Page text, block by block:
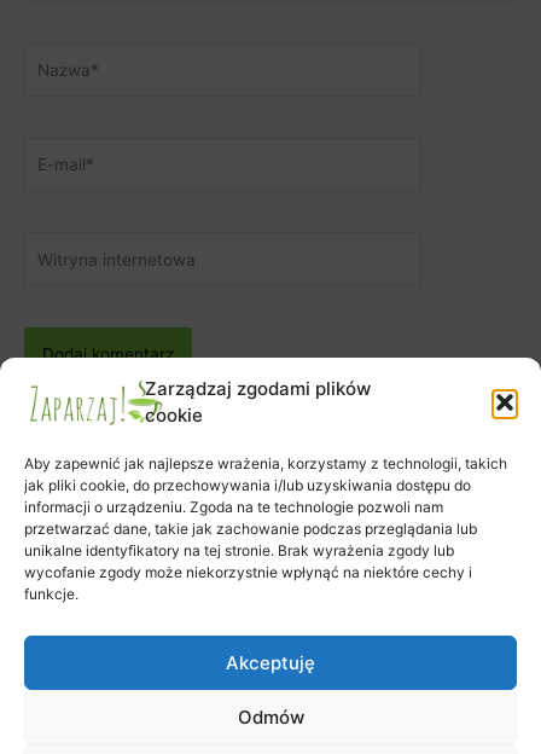
Zarządzaj zgodami plików
cookie
Aby zapewnić jak najlepsze wrażenia, korzystamy z technologii, takich
jak pliki cookie, do przechowywania i/lub uzyskiwania dostępu do
informacji o urządzeniu. Zgoda na te technologie pozwoli nam
przetwarzać dane, takie jak zachowanie podczas przeglądania lub
unikalne identyfikatory na tej stronie. Brak wyrażenia zgody lub
wycofanie zgody może niekorzystnie wpłynąć na niektóre cechy i
funkcje.
Akceptuję
Odmów
mail*
internetowa
Zapisy na warsztaty
Zamówienie
Koszyk